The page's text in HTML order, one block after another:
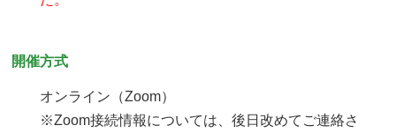
開催方式
オンライン（Zoom）
※Zoom接続情報については、後日改めてご連絡さ